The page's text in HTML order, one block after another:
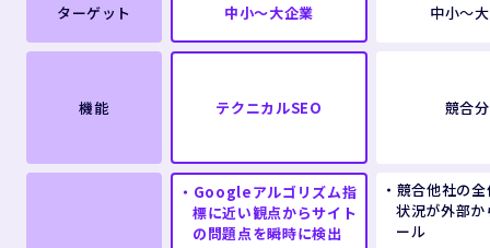
ターゲット
機能
中小～大企業
テクニカルSEO
Googleアルゴリズム指
標に近い観点からサイト
の問題点を瞬時に検出
中小～
競合
競合他社の
状況が外部
ール